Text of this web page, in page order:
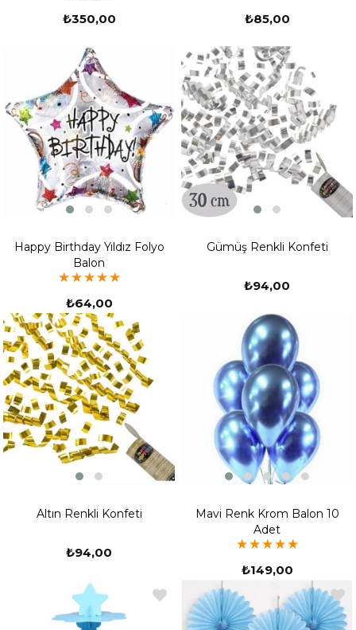
₺350,00 ₺85,00
Happy Birthday Yıldız Folyo
Balon
★★★★★
₺64,00
Gümüş Renkli Konfeti
₺94,00
Altın Renkli Konfeti
₺94,00
Mavi Renk Krom Balon 10
Adet
★★★★★
₺149,00